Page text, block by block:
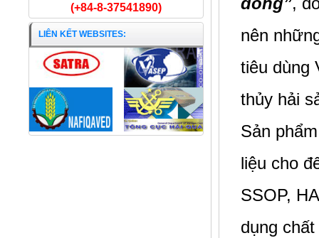
nên
tiêu dùng
thủy hải
Sản
liệu cho
SSOP,
dụng
(+84-8-37541890)
LIÊN KẾT WEBSITES: